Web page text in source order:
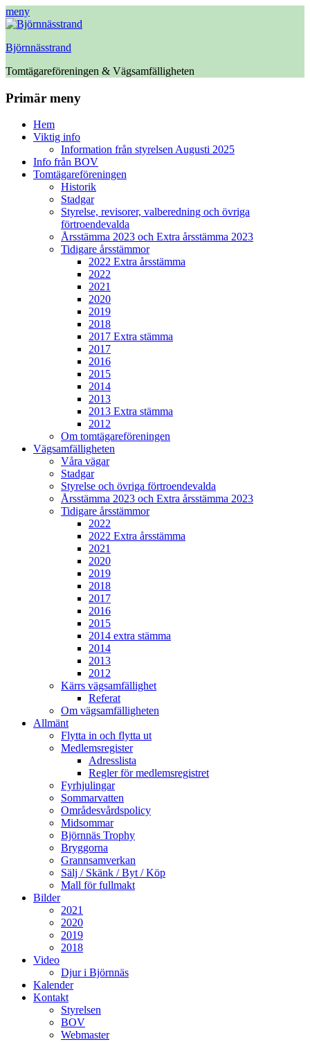
meny
Björnnässtrand
Tomtägareföreningen & Vägsamfälligheten
Facebook
Primär meny
HoppaHem
Viktig info
Information från styrelsen Augusti 2025
Info från BOV
Tomtägareföreningen
Historik
Stadgar
Styrelse, revisorer, valberedning och övriga
förtroendevalda
Årsstämma 2023 och Extra årsstämma 2023
Tidigare årsstämmor
2022 Extra årsstämma
2022
2021
2020
2019
2018
2017 Extra stämma
2017
2016
2015
2014
2013
2013 Extra stämma
2012
Om tomtägareföreningen
Vägsamfälligheten
Våra vägar
Stadgar
Styrelse och övriga förtroendevalda
Årsstämma 2023 och Extra årsstämma 2023
Tidigare årsstämmor
2022
2022 Extra årsstämma
2021
2020
2019
2018
2017
2016
2015
2014 extra stämma
2014
2013
2012
Kärrs vägsamfällighet
Referat
Om vägsamfälligheten
Allmänt
Flytta in och flytta ut
Medlemsregister
Adresslista
Regler för medlemsregistret
Fyrhjulingar
Sommarvatten
Områdesvårdspolicy
Midsommar
Björnnäs Trophy
Bryggorna
Grannsamverkan
Sälj / Skänk / Byt / Köp
Mall för fullmakt
Bilder
2021
2020
2019
2018
Video
Djur i Björnnäs
Kalender
Kontakt
Styrelsen
BOV
Webmaster